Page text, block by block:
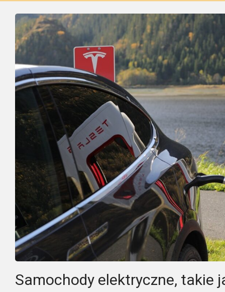
Samochody elektryczne, takie